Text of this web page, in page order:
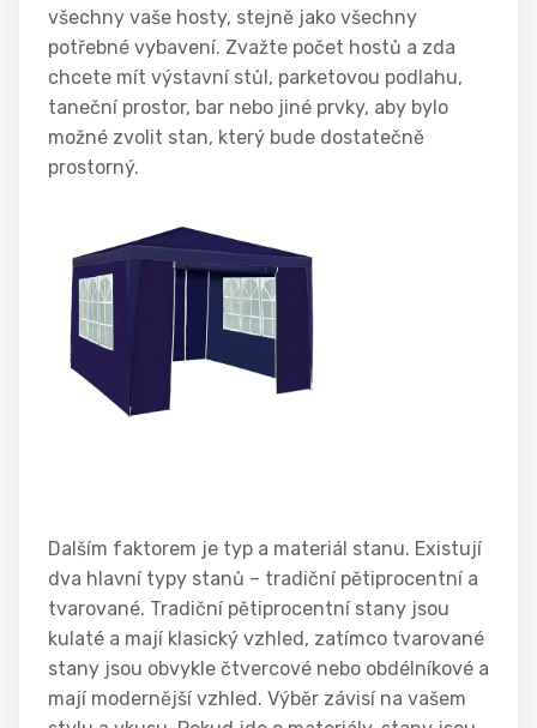
všechny vaše hosty, stejně jako všechny
potřebné vybavení. Zvažte počet hostů a zda
chcete mít výstavní stůl, parketovou podlahu,
taneční prostor, bar nebo jiné prvky, aby bylo
možné zvolit stan, který bude dostatečně
prostorný.
Dalším faktorem je typ a materiál stanu. Existují
dva hlavní typy stanů – tradiční pětiprocentní a
tvarované. Tradiční pětiprocentní stany jsou
kulaté a mají klasický vzhled, zatímco tvarované
stany jsou obvykle čtvercové nebo obdélníkové a
mají modernější vzhled. Výběr závisí na vašem